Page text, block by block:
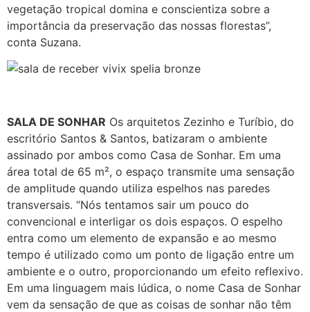
vegetação tropical domina e conscientiza sobre a
importância da preservação das nossas florestas”,
conta Suzana.
SALA DE SONHAR Os arquitetos Zezinho e Turíbio, do
escritório Santos & Santos, batizaram o ambiente
assinado por ambos como Casa de Sonhar. Em uma
área total de 65 m², o espaço transmite uma sensação
de amplitude quando utiliza espelhos nas paredes
transversais. “Nós tentamos sair um pouco do
convencional e interligar os dois espaços. O espelho
entra como um elemento de expansão e ao mesmo
tempo é utilizado como um ponto de ligação entre um
ambiente e o outro, proporcionando um efeito reflexivo.
Em uma linguagem mais lúdica, o nome Casa de Sonhar
vem da sensação de que as coisas de sonhar não têm